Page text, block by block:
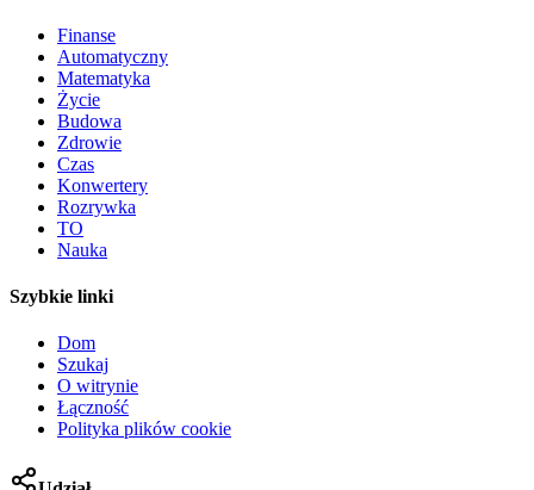
Finanse
Automatyczny
Matematyka
Życie
Budowa
Zdrowie
Czas
Konwertery
Rozrywka
TO
Nauka
Szybkie linki
Dom
Szukaj
O witrynie
Łączność
Polityka plików cookie